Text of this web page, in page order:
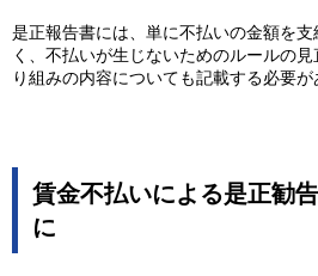
是正報告書には、単に不払いの金額を
く、不払いが生じないためのルールの
り組みの内容についても記載する必要が
賃金不払いによる是正勧
に